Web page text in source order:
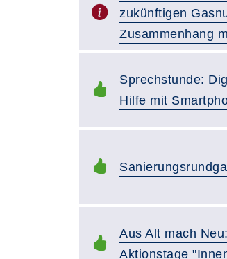
zukünftigen
Zusammenhang
Sprechstunde:
Hilfe mit
Aus Alt mach
Aktionstage